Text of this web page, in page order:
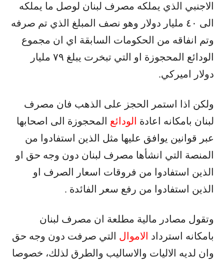
الاجنبي الذي يملكه مصرف لبنان لوصل ما يملكه
الى ٤٠ مليار دولار وهو نصف المبلغ الذي تم صرفه
وتم انفاقه من الحكومات السابقة اي ان مجموع
الودائع المحجوزة او التي تبخرت يبلغ ٧٩ مليار
دولار اميركي.
ولكن اذا استمر الحجز على الذهب فان مصرف
لبنان بامكانه اعادة الودائع المحجوزة الى اصحابها
عبر قوانين يوافق عليها مثل الذين استفادوا من
المنصة التي انشأها مصرف لبنان دون وجه حق او
الذين استفادوا من فروقات اسعار الصرف او
الذين استفادوا من رفع سعر الفائدة .
وتقول مصادر مالية مطلعة ان مصرف لبنان
بامكانه استرداد الاموال التي صرفت دون وجه حق
وان لديه الاليات والاساليب والطرق لذلك، خصوصا